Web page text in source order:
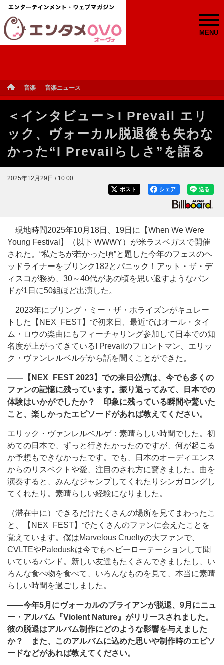
MENU
音楽 音楽ニュース
＜インタビュー＞I Prevail エリ
ック、ヴォーカル脱退後も失わな
かった“I Prevailらしさ”を語る
2025年12月29日 / 10:00
送る
シェア
ポスト
現地時間2025年10月18日、19日に【When We Were
Young Festival】（以下 WWWY）が米ラスベガスで開催
された。“私たちが若かった頃”と題した今年のフェスのヘ
ッドライナーをブリンク182とパニック！アット・ザ・デ
ィスコが務め、30～40代があの頃を思い返すようなバン
ドが1日に50組ほど出演した。
2023年にブリング・ミー・ザ・ホライズンがキュレー
トした【NEX_FEST】で初来日、最近ではオール・タイ
ム・ロウの楽曲にもフィーチャリング参加して日本での知
名度が上がってきているI Prevailのフロントマン、エリッ
ク・ヴァンレルベルゲから話を聞くことができた。
――【NEX_FEST 2023】での来日公演は、今でも多くの
ファンの記憶に残っています。振り返ってみて、日本での
体験はいかがでしたか？ 印象に残っている瞬間や驚いた
こと、楽しかったエピソードがあれば教えてください。
エリック・ヴァンレルベルゲ：素晴らしい時間でした。初
めての日本で、ずっと行きたかったのですが、何が起こる
か予想もできなかったです。でも、日本のオーディエンス
からのリスペクトや愛、注目のされ方に驚きました。曲を
演奏すると、みんなジャンプしてくれたりシンガロングし
てくれたり。素晴らしい経験になりました。
（滞在中に）できるだけたくさんの場所を見てまわったこ
と、【NEX_FEST】でたくさんのファンに会えたことを
覚えています。僕はMarvelous Crueltyの大ファンで、
CVLTEやPaleduskは今でもヘビーローテーションして聞
いているバンド。新しい友達もたくさんできましたし、い
ろんな食べ物を食べて、いろんなものを見て、本当に素晴
らしい時間を過ごしました。
――今年5月にヴォーカルのブライアンが脱退、9月にニュ
ー・アルバム『Violent Nature』がリリースされました。
彼の脱退はアルバム制作にどのような影響を与えました
か？ また、このアルバムに込めた思いや制作時のエピソ
ードなどがあれば教えてください。